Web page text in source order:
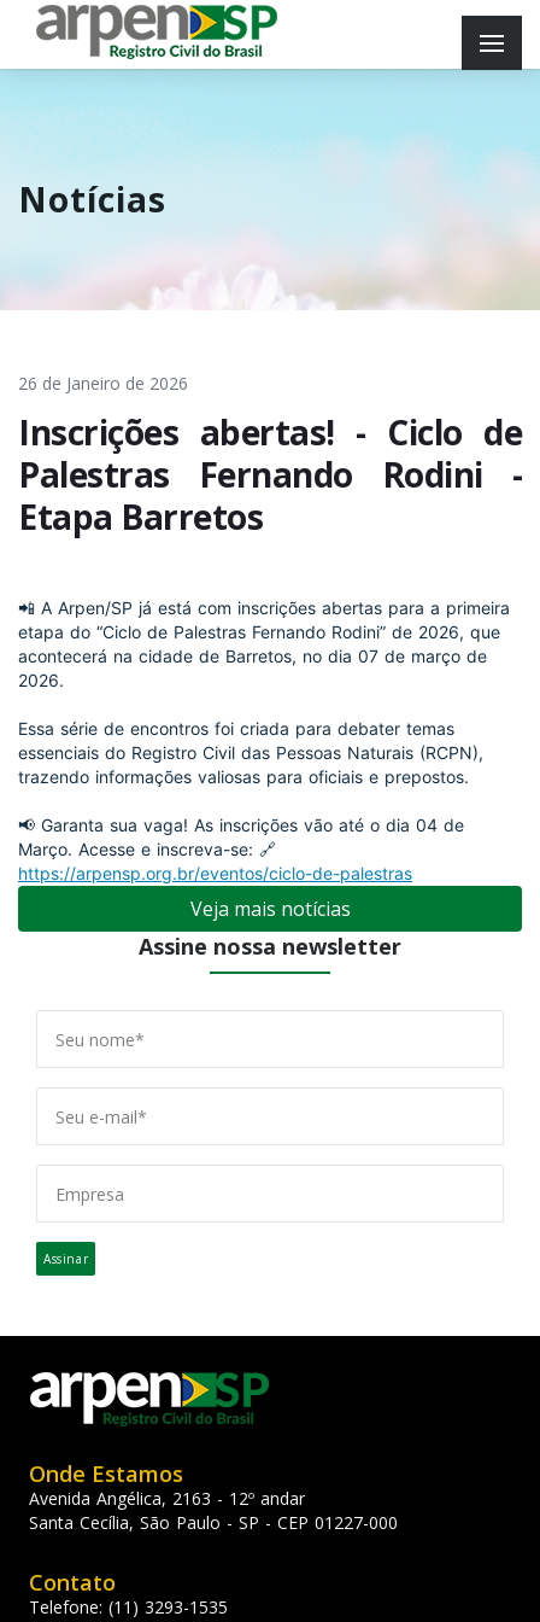
Notícias
26 de Janeiro de 2026
Inscrições abertas! - Ciclo de
Palestras Fernando Rodini -
Etapa Barretos
📲 A Arpen/SP já está com inscrições abertas para a primeira
etapa do “Ciclo de Palestras Fernando Rodini” de 2026, que
acontecerá na cidade de Barretos, no dia 07 de março de
2026.
Essa série de encontros foi criada para debater temas
essenciais do Registro Civil das Pessoas Naturais (RCPN),
trazendo informações valiosas para oficiais e prepostos.
📢 Garanta sua vaga! As inscrições vão até o dia 04 de
Março. Acesse e inscreva-se: 🔗
https://arpensp.org.br/eventos/ciclo-de-palestras
Veja mais notícias
Assine nossa newsletter
Assinar
Onde Estamos
Avenida Angélica, 2163 - 12º andar
Santa Cecília, São Paulo - SP - CEP 01227-000
Contato
Telefone: (11) 3293-1535